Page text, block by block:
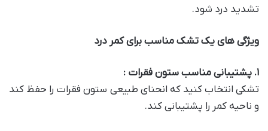
تشدید درد شود.
ویژگی های یک تشک مناسب برای کمر درد
۱. پشتیبانی مناسب ستون فقرات :
تشکی انتخاب کنید که انحنای طبیعی ستون فقرات را حفظ کند
و ناحیه کمر را پشتیبانی کند.